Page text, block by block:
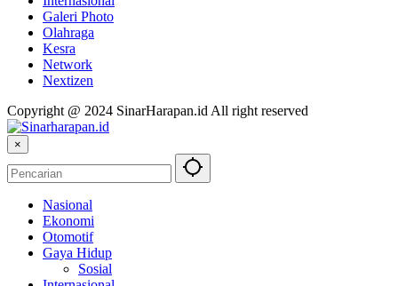
Galeri Photo
Olahraga
Kesra
Network
Nextizen
Copyright @ 2024 SinarHarapan.id All right reserved
×
Nasional
Ekonomi
Otomotif
Gaya Hidup
Sosial